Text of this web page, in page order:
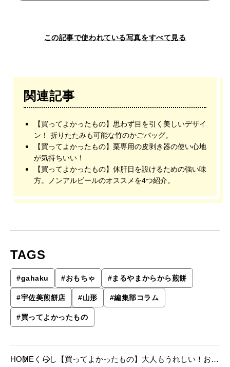
この記事で使われている写真をすべて見る
関連記事
【買ってよかったもの】思わず目を引く美しいデザイ
ン！ 折りたたみも可能な竹のかごバッグ。
【買ってよかったもの】栗専用の皮剥き器の使い心地
が気持ちいい！
【買ってよかったもの】休肝日を設けるための強い味
方。ノンアルビールのオススメを4つ紹介。
TAGS
#gahaku #おもちゃ #まるやまからから煎餅
#宇佐美煎餅店 #山形 #編集部コラム
#買ってよかったもの
HOME くらし
【買ってよかったもの】大人もうれしい！おも